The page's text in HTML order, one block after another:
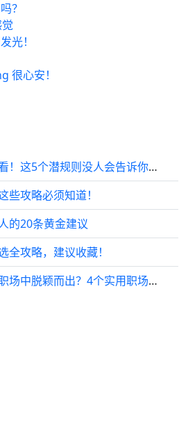
？
光！
很心安！
职场新人必看！这5个潜规则没人会告诉你，但能让你少走5年弯路
些攻略必须知道！
的20条黄金建议
全攻略，建议收藏！
新人如何在职场中脱颖而出？4个实用职场技巧，趁早掌握